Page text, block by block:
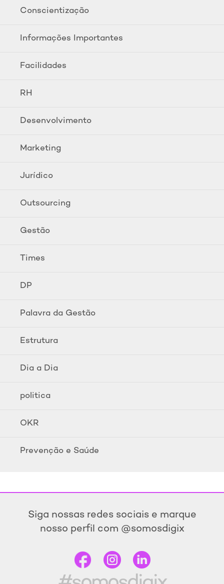
Conscientização
Informações Importantes
Facilidades
RH
Desenvolvimento
Marketing
Jurídico
Outsourcing
Gestão
Times
DP
Palavra da Gestão
Estrutura
Dia a Dia
politica
OKR
Prevenção e Saúde
Siga nossas redes sociais e marque
nosso perfil com @somosdigix